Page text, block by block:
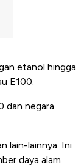
etanol hingga
E100.
dan negara
lain-lainnya. Ini
daya alam